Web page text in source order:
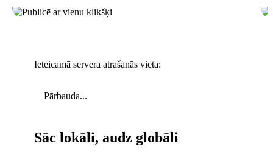
Ieteicamā servera atrašanās vieta:
Pārbauda...
Sāc lokāli, audz globāli